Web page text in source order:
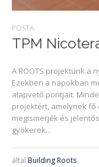
POSTA
TPM
A ROOTS projektünk a
Ezekben a napokban
alapvető pontjait.
projektért, amelynek fő
megismerjék és
gyökerek...
által Building Roots